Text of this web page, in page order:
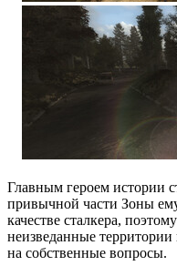
Главным героем истории
привычной части Зоны
качестве сталкера,
неизведанные
на собственные вопросы.